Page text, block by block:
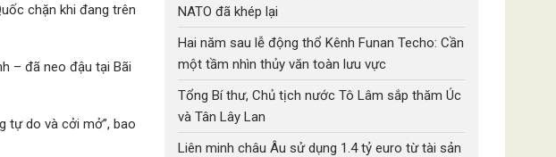
chặn khi đang trên
– đã neo đậu tại Bãi
tự do và cởi mở”, bao
NATO đã khép lại
Hai năm sau lễ động thổ Kênh Funan Techo: Cần
một tầm nhìn thủy văn toàn lưu vực
Tổng Bí thư, Chủ tịch nước Tô Lâm sắp thăm Úc
và Tân Lây Lan
Liên minh châu Âu sử dụng 1.4 tỷ euro từ tài sản